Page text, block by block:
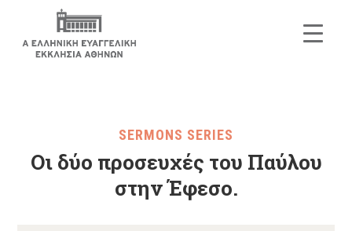
SERMONS SERIES
Οι δύο προσευχές του Παύλου
στην Έφεσο.